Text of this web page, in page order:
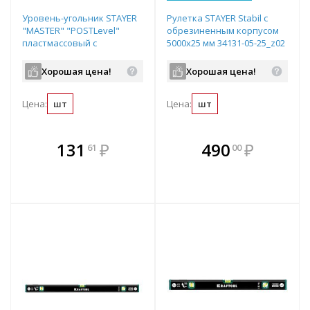
Уровень-угольник STAYER
"MASTER" "POSTLevel"
пластмассовый с
арт.3456_z01
Хорошая цена!
Цена: шт
131 61 ₽
В комплекте
всегда выгоднее!
Рулетка STAYER Stabil с
обрезиненным корпусом
5000х25 мм 34131-05-25_z02
Хорошая цена!
Цена: шт
В комплекте
всегда выгоднее!
490 00 ₽